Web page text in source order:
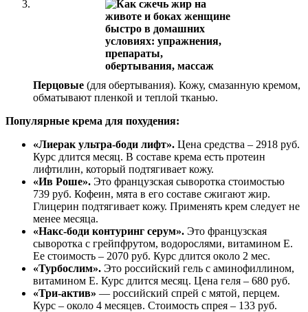
Перцовые (для обертывания). Кожу, смазанную кремом,
обматывают пленкой и теплой тканью.
Популярные крема для похудения:
«Лиерак ультра-боди лифт». Цена средства – 2918 руб.
Курс длится месяц. В составе крема есть протеин
лифтилин, который подтягивает кожу.
«Ив Роше». Это французская сыворотка стоимостью
739 руб. Кофеин, мята в его составе сжигают жир.
Глицерин подтягивает кожу. Применять крем следует не
менее месяца.
«Накс-боди контуринг серум». Это французская
сыворотка с грейпфрутом, водорослями, витамином Е.
Ее стоимость – 2070 руб. Курс длится около 2 мес.
«Турбослим». Это российский гель с аминофиллином,
витамином Е. Курс длится месяц. Цена геля – 680 руб.
«Три-актив» — российский спрей с мятой, перцем.
Курс – около 4 месяцев. Стоимость спрея – 133 руб.